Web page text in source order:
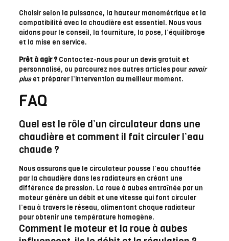
Choisir selon la puissance, la hauteur manométrique et la
compatibilité avec la chaudière est essentiel. Nous vous
aidons pour le conseil, la fourniture, la pose, l’équilibrage
et la mise en service.
Prêt à agir ?Contactez-nous pour un devis gratuit et
personnalisé, ou parcourez nos autres articles pour savoir
pluset préparer l’intervention au meilleur moment.
FAQ
Quel est le rôle d’un circulateur dans une
chaudière et comment il fait circuler l’eau
chaude ?
Nous assurons que le circulateur pousse l’eau chauffée
par la chaudière dans les radiateurs en créant une
différence de pression. La roue à aubes entraînée par un
moteur génère un débit et une vitesse qui font circuler
l’eau à travers le réseau, alimentant chaque radiateur
pour obtenir une température homogène.
Comment le moteur et la roue à aubes